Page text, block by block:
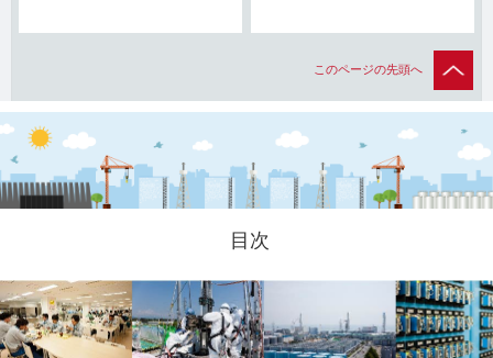
このページの先頭へ
目次